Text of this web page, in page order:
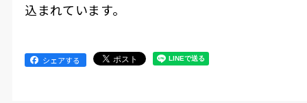
込まれています。
シェアする